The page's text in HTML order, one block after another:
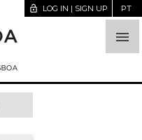

lock_open LOG IN | SIGN UP PT